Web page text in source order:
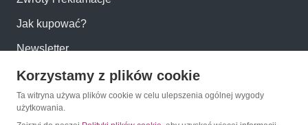
Jak kupować?
Newsletter
Konto
Korzystamy z plików cookie
Ta witryna używa plików cookie w celu ulepszenia ogólnej wygody
użytkowania.